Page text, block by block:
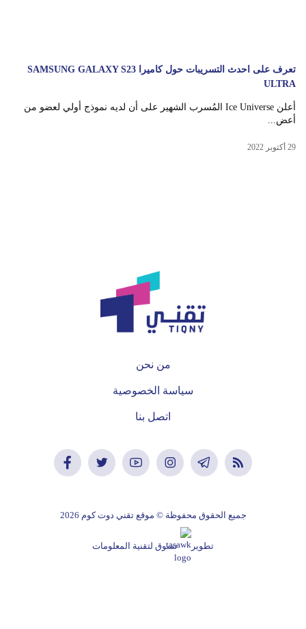
تعرف على احدث التسريبات حول كاميرا SAMSUNG GALAXY S23
ULTRA
أعلن Ice Universe المُسرب الشهير على أن لديه نموذج أولي لعضو من
أعض...
29 أكتوبر 2022
من نحن
سياسة الخصوصية
اتصل بنا
جميع الحقوق محفوظة © موقع تقني دوت كوم 2026
تطوير تسوق لتقنية المعلومات